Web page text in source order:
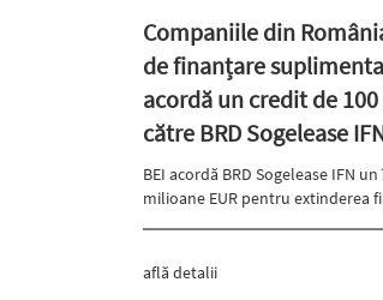
Companiile din
de finanțare
acordă un credit de
către BRD Sogelease
BEI acordă BRD Sogelease IFN
milioane EUR pentru extinderea
află detalii